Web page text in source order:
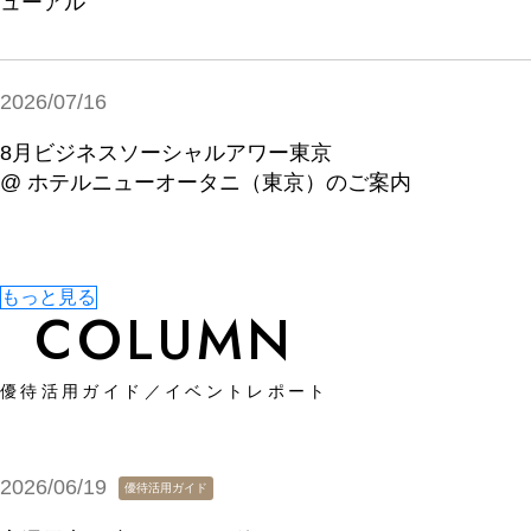
2026/07/16
8月ビジネスソーシャルアワー東京
@ ホテルニューオータニ（東京）のご案内
もっと見る
COLUMN
優待活用ガイド／イベントレポート
2026/06/19 優待活用ガイド